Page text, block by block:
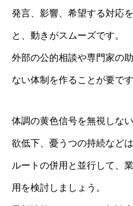
発言、影響、希望する対応
と、動きがスムーズです。
外部の公的相談や専門家の
ない体制を作ることが要です
体調の黄色信号を無視しな
欲低下、憂うつの持続など
ルートの併用と並行して、
用を検討しましょう。